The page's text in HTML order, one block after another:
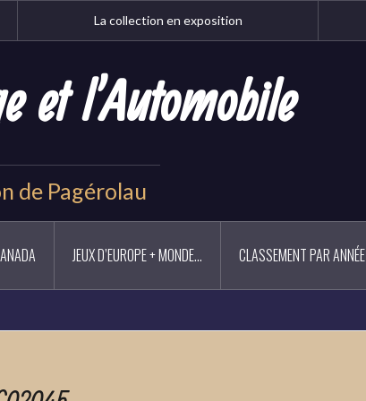
La collection en exposition
et l'Automobile
de Pagérolau
JEUX D’EUROPE + MONDE… CLASSEMENT PAR ANNÉE